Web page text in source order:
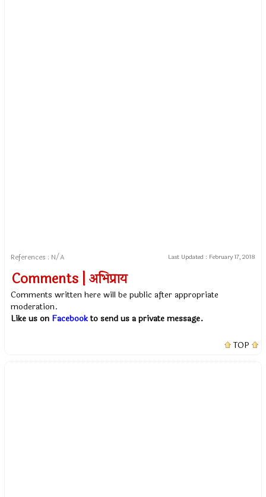
References : N/A Last Updated : February 17, 2018
Comments | अभिप्राय
Comments written here will be public after appropriate
moderation.
Like us on Facebookto send us a private message.
TOP